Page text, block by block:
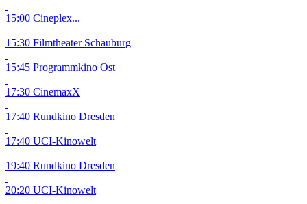
15:00 Cineplex...
15:30 Filmtheater Schauburg
15:45 Programmkino Ost
17:30 CinemaxX
17:40 Rundkino Dresden
17:40 UCI-Kinowelt
19:40 Rundkino Dresden
20:20 UCI-Kinowelt